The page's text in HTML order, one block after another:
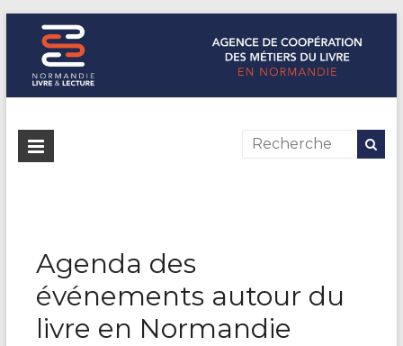
Normandie Livre & Lecture
L'agence de coopération des métiers du livre en Normandie
Agenda des
événements autour du
livre en Normandie